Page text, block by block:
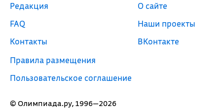
© Олимпиада.ру, 1996—2026
Редакция
FAQ
Контакты
Правила размещения
Пользовательское соглашение
О сайте
Наши проекты
ВКонтакте